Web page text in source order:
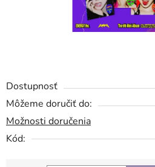
Dostupnosť
Môžeme doručiť do:
Možnosti doručenia
Kód: